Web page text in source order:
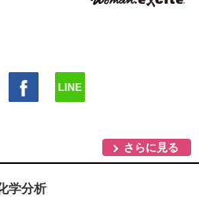
さらに見る
学分析